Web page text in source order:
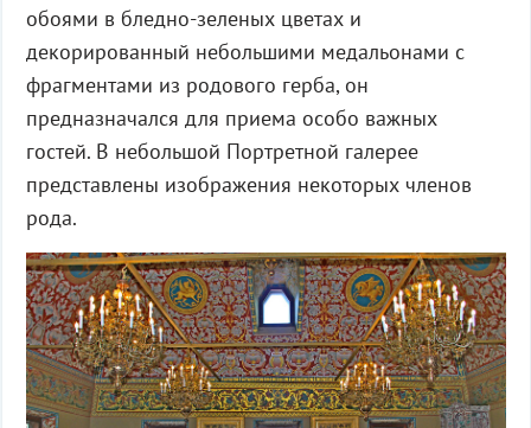
обоями в бледно-зеленых цветах и
декорированный небольшими медальонами с
фрагментами из родового герба, он
предназначался для приема особо важных
гостей. В небольшой Портретной галерее
представлены изображения некоторых членов
рода.